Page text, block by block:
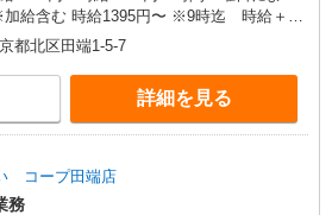
1395円〜 ※9時迄 時給＋
※16時（17時）以降 時給＋150円 ※日・
給＋150円
都北区田端1-5-7
詳細を見る
コープ田端店
務